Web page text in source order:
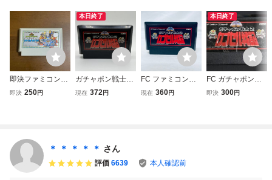
即決ファミコンソ
フト ガチャポン戦
即決 250円
本日終了
ガチャポン戦士2
カプセル戦記 SHI
ソフト カセット
カートリッジ
現在 372円
FC ファミコンソ
フト SDガンダム
現在 360円
本日終了
FC ガチャポン戦
士2 カプセル戦記
即決 300円
＊ ＊ ＊ ＊ ＊ さん
評価 6639 本人確認前